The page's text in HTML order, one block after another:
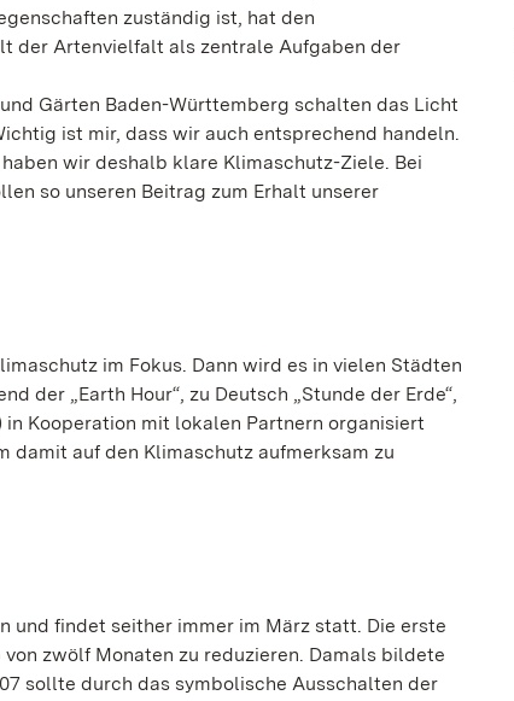
zuständig ist, hat den
der Artenvielfalt als zentrale Aufgaben der
Gärten Baden-Württemberg schalten das Licht
ist mir, dass wir auch entsprechend handeln.
wir deshalb klare Klimaschutz-Ziele. Bei
so unseren Beitrag zum Erhalt unserer
im Fokus. Dann wird es in vielen Städten
der „Earth Hour“, zu Deutsch „Stunde der Erde“,
Kooperation mit lokalen Partnern organisiert
damit auf den Klimaschutz aufmerksam zu
und findet seither immer im März statt. Die erste
zwölf Monaten zu reduzieren. Damals bildete
sollte durch das symbolische Ausschalten der